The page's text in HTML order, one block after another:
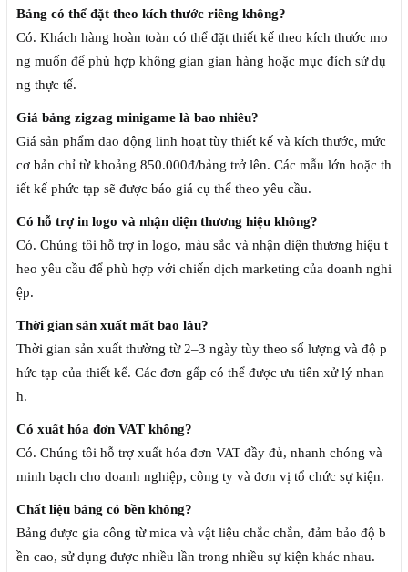
Bảng có thể đặt theo kích thước riêng không?
Có. Khách hàng hoàn toàn có thể đặt thiết kế theo kích thước mo
ng muốn để phù hợp không gian gian hàng hoặc mục đích sử dụ
ng thực tế.
Giá bảng zigzag minigame là bao nhiêu?
Giá sản phẩm dao động linh hoạt tùy thiết kế và kích thước, mức
cơ bản chỉ từ khoảng 850.000đ/bảng trở lên. Các mẫu lớn hoặc th
iết kế phức tạp sẽ được báo giá cụ thể theo yêu cầu.
Có hỗ trợ in logo và nhận diện thương hiệu không?
Có. Chúng tôi hỗ trợ in logo, màu sắc và nhận diện thương hiệu t
heo yêu cầu để phù hợp với chiến dịch marketing của doanh nghi
ệp.
Thời gian sản xuất mất bao lâu?
Thời gian sản xuất thường từ 2–3 ngày tùy theo số lượng và độ p
hức tạp của thiết kế. Các đơn gấp có thể được ưu tiên xử lý nhan
h.
Có xuất hóa đơn VAT không?
Có. Chúng tôi hỗ trợ xuất hóa đơn VAT đầy đủ, nhanh chóng và
minh bạch cho doanh nghiệp, công ty và đơn vị tổ chức sự kiện.
Chất liệu bảng có bền không?
Bảng được gia công từ mica và vật liệu chắc chắn, đảm bảo độ b
ền cao, sử dụng được nhiều lần trong nhiều sự kiện khác nhau.